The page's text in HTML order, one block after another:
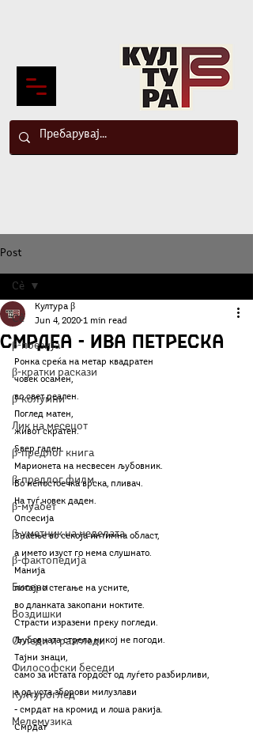
Post
Сè
β-поезија
β-кратки раскази
β-колумни
Лик на месецот
β-предлог книга
β-предлог филм
β-муабет
β-уметник на неделата
β-фактопедија
Бисери
Воздишки
Огледи и разгледи
Философски беседи
Културоглед
Мелемузика
Сè
Смрдеа - Ива Петреска
Култура β
Jun 4, 2020 1 min read
Ронка среќа на метар квадратен
човек осамен,
во свет реален.
Поглед матен,
живот скратен.
Ѕвер гаден.
Марионета на несвесен љубовник.
Во непостоечка врска, пливач.
На туѓ човек даден.
Опсесија
Знаење во секоја интимна област,
а името изуст го нема слушнато.
Манија
потајно стегање на усните,
во дланката закопани ноктите.
Страсти изразени преку погледи.
Љубовната стрела никој не погоди.
Тајни знаци,
само за истата гордост од луѓето разбирливи,
а од уста зборови милузлави
- смрдат на кромид и лоша ракија.
Смрдат